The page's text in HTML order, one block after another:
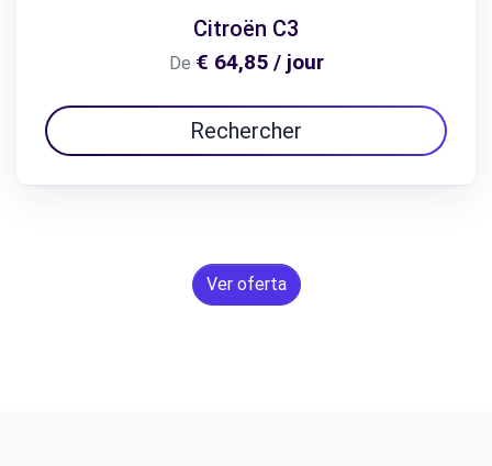
Citroën C3
De € 64,85 / jour
Rechercher
Ver oferta